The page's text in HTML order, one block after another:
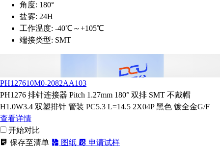
角度: 180°
盐雾: 24H
工作温度: -40℃～+105℃
端接类型: SMT
PH127610M0-2082AA103
PH1276 排针连接器 Pitch 1.27mm 180° 双排 SMT 不戴帽
H1.0W3.4 双塑排针 管装 PC5.3 L=14.5 2X04P 黑色 镀全金G/F
查看详情
开始对比
保存至清单
图纸 申请试样